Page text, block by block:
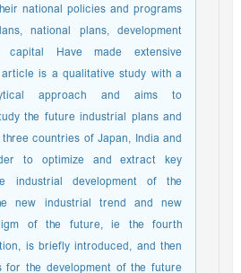
national policies and programs
national plans, development
capital Have made extensive
article is a qualitative study with a
approach and aims to
the future industrial plans and
countries of Japan, India and
to optimize and extract key
industrial development of the
new industrial trend and new
of the future, ie the fourth
is briefly introduced, and then
for the development of the future